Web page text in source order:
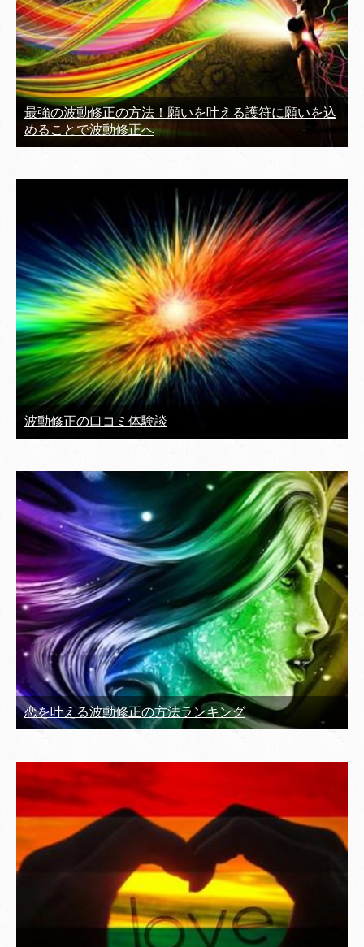
最強の波動修正の方法！願いを叶える護符に願いを込
めることで波動修正へ
波動修正の口コミ体験談
恋を叶える波動修正の方法ランキング